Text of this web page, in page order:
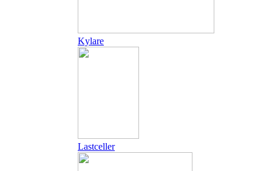
Kylare
Lastceller